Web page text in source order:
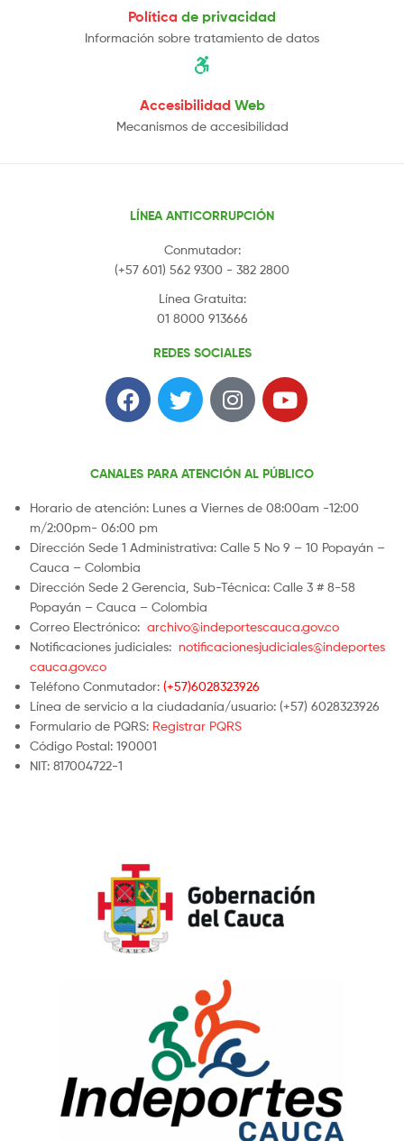
Política de privacidad
Información sobre tratamiento de datos
Accesibilidad Web
Mecanismos de accesibilidad
LÍNEA ANTICORRUPCIÓN
Conmutador:
(+57 601) 562 9300 - 382 2800
Línea Gratuita:
01 8000 913666
REDES SOCIALES
CANALES PARA ATENCIÓN AL PÚBLICO
Horario de atención: Lunes a Viernes de 08:00am -12:00
m/2:00pm- 06:00 pm
Dirección Sede 1 Administrativa: Calle 5 No 9 – 10 Popayán –
Cauca – Colombia
Dirección Sede 2 Gerencia, Sub-Técnica: Calle 3 # 8-58
Popayán – Cauca – Colombia
Correo Electrónico: archivo@indeportescauca.gov.co
Notificaciones judiciales: notificacionesjudiciales@indeportes
cauca.gov.co
Teléfono Conmutador: (+57)6028323926
Línea de servicio a la ciudadanía/usuario: (+57) 6028323926
Formulario de PQRS: Registrar PQRS
Código Postal: 190001
NIT: 817004722-1